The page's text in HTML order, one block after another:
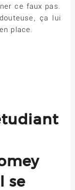
ce faux pas.
ça lui
place.
se